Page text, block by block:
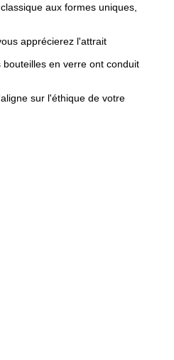
aux formes uniques,
apprécierez l'attrait
en verre ont conduit
sur l'éthique de votre